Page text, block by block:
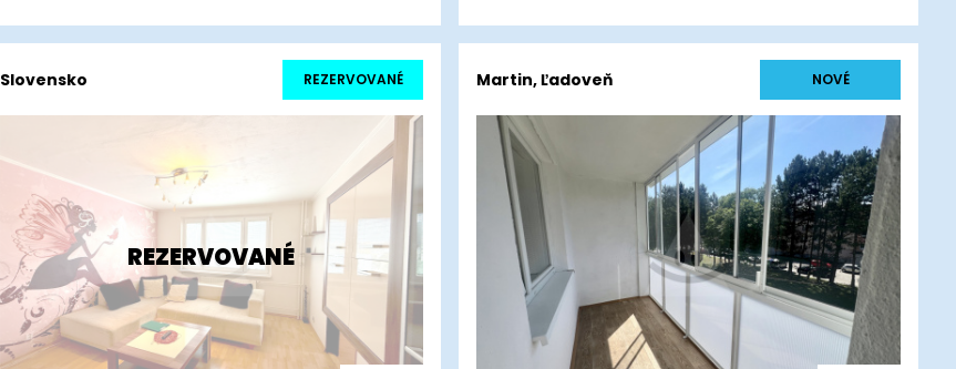
REZERVOVANÉ
Slovensko REZERVOVANÉ Martin, Ľadoveň NOVÉ